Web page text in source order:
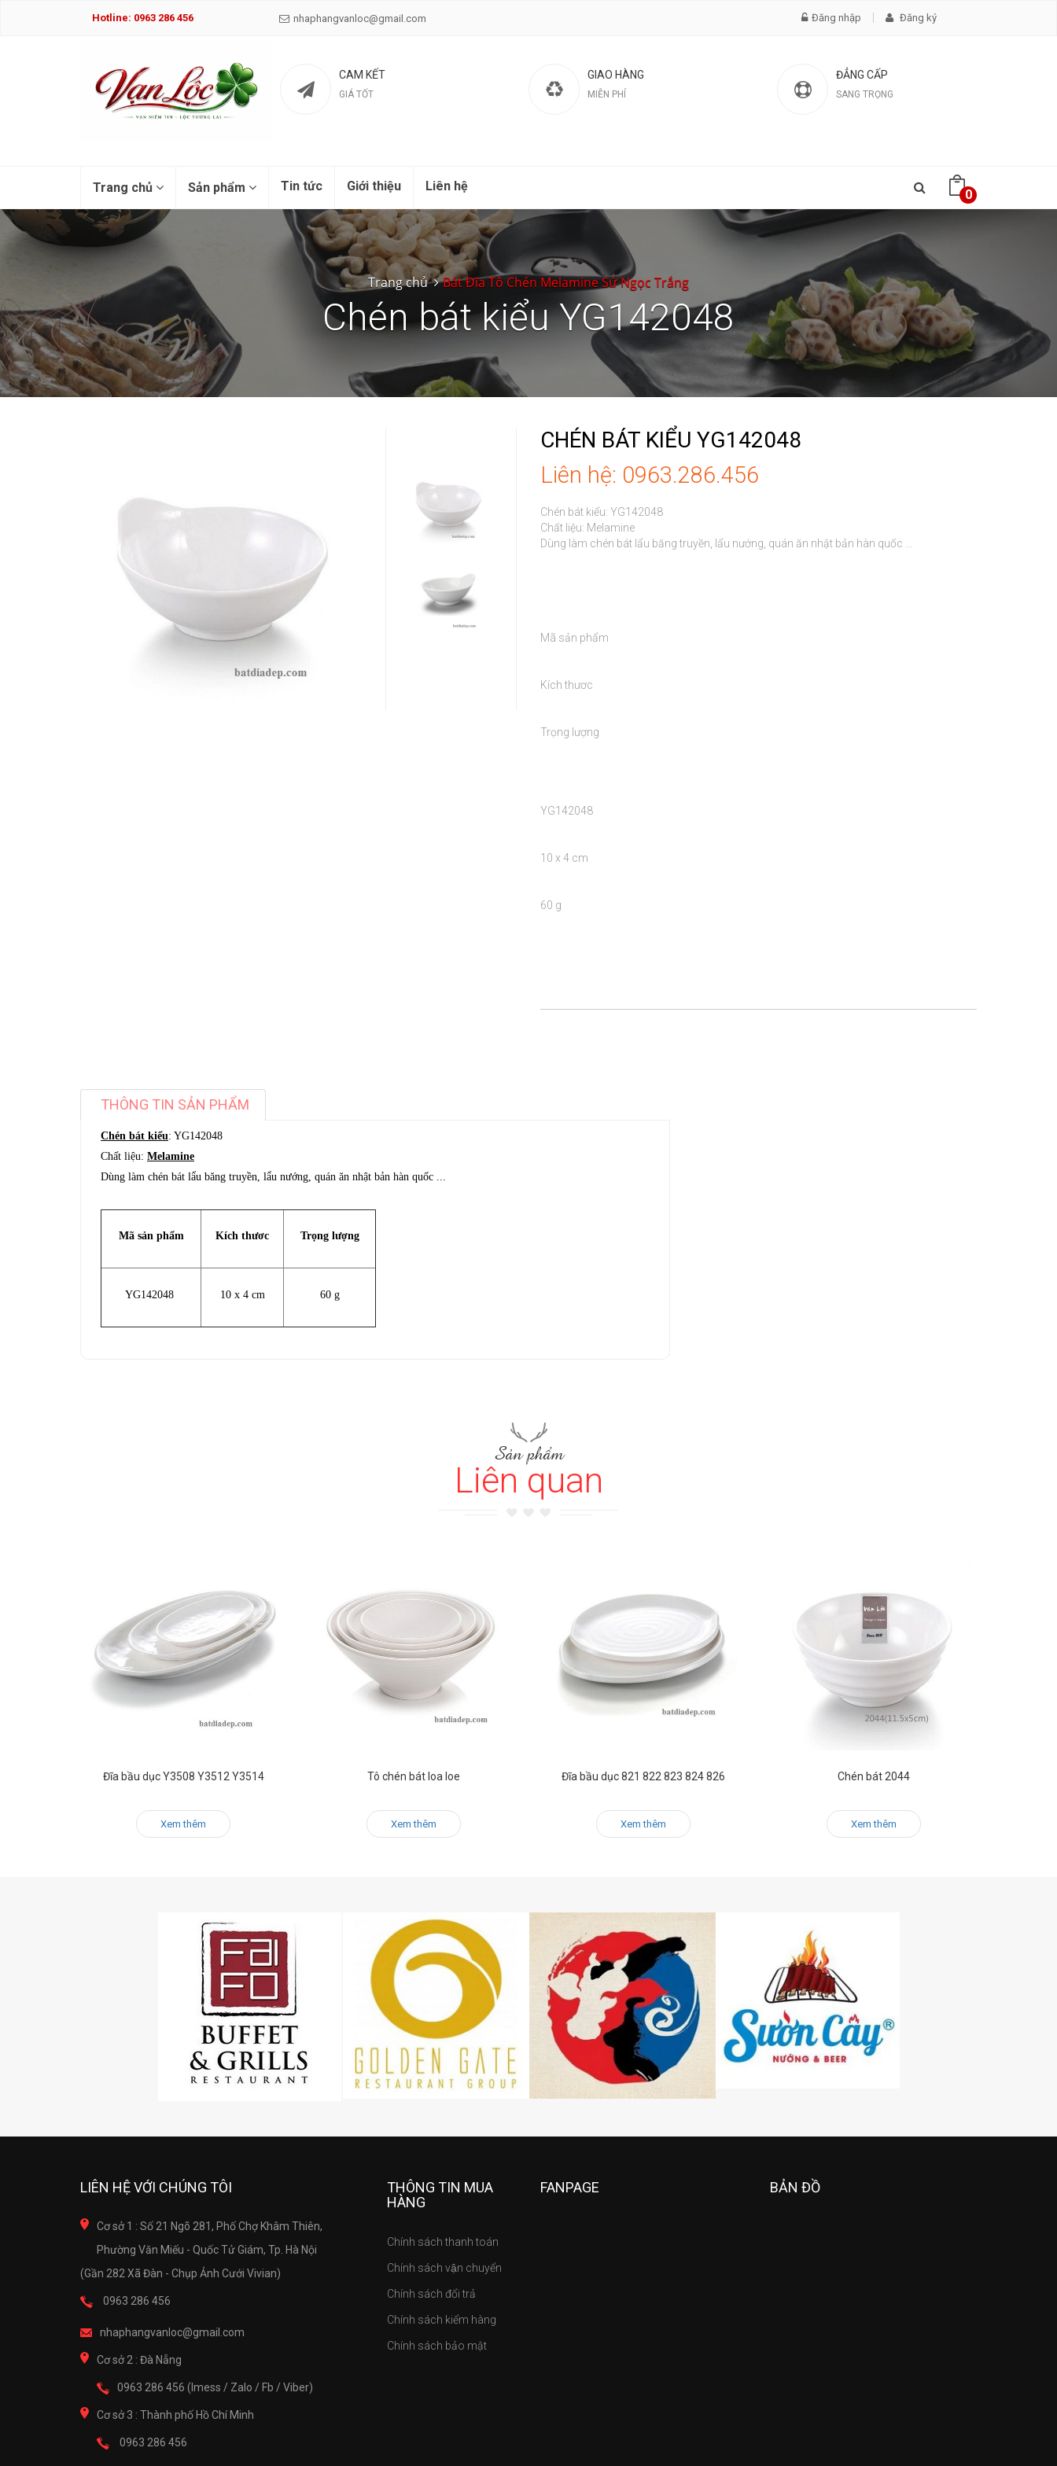
Hotline: 0963 286 456 nhaphangvanloc@gmail.com Đăng nhập Đăng ký
CAM KẾT
GIÁ TỐT
GIAO HÀNG
MIỄN PHÍ
ĐẲNG CẤP
SANG TRỌNG
0
Trang chủ Sản phẩm Tin tức Giới thiệu Liên hệ
Trang chủ Bát Đĩa Tô Chén Melamine Sứ Ngọc Trắng
Chén bát kiểu YG142048
CHÉN BÁT KIỂU YG142048
Liên hệ: 0963.286.456
Chén bát kiểu: YG142048
Chất liệu: Melamine
Dùng làm chén bát lẩu băng truyền, lẩu nướng, quán ăn nhật bản hàn quốc ...
Mã sản phẩm
Kích thươc
Trọng lượng
YG142048
10 x 4 cm
60 g
THÔNG TIN SẢN PHẨM
Chén bát kiểu: YG142048
Chất liệu: Melamine
Dùng làm chén bát lẩu băng truyền, lẩu nướng, quán ăn nhật bản hàn quốc ...
Mã sản phẩm Kích thươc Trọng lượng
YG142048 10 x 4 cm 60 g
Sản phẩm
Liên quan
Đĩa bầu dục Y3508 Y3512 Y3514
Xem thêm
Tô chén bát loa loe
Xem thêm
Đĩa bầu dục 821 822 823 824 826
Xem thêm
Chén bát 2044
Xem thêm
LIÊN HỆ VỚI CHÚNG TÔI
Cơ sở 1 : Số 21 Ngõ 281, Phố Chợ Khâm Thiên,
Phường Văn Miếu - Quốc Tử Giám, Tp. Hà Nội
(Gần 282 Xã Đàn - Chụp Ảnh Cưới Vivian)
0963 286 456
nhaphangvanloc@gmail.com
Cơ sở 2 : Đà Nẵng
0963 286 456 (Imess / Zalo / Fb / Viber)
Cơ sở 3 : Thành phố Hồ Chí Minh
0963 286 456
THÔNG TIN MUA
HÀNG
Chính sách thanh toán
Chính sách vận chuyển
Chính sách đổi trả
Chính sách kiểm hàng
Chính sách bảo mật
FANPAGE BẢN ĐỒ